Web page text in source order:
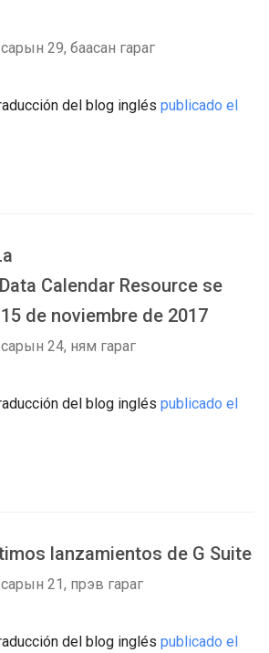
29, баасан гараг
del blog inglés publicado el
Calendar Resource se
de noviembre de 2017
24, ням гараг
del blog inglés publicado el
lanzamientos de G Suite
21, пүрэв гараг
del blog inglés publicado el